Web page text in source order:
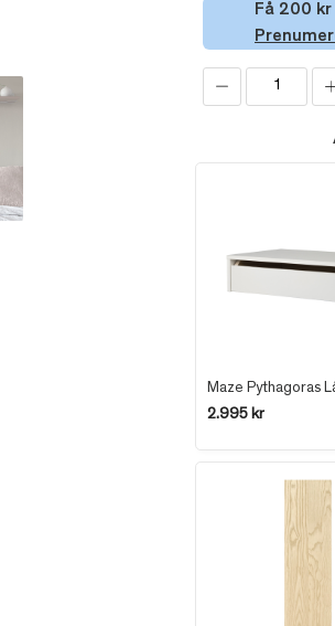
Få 200
Maze Pythagoras
2.995 kr